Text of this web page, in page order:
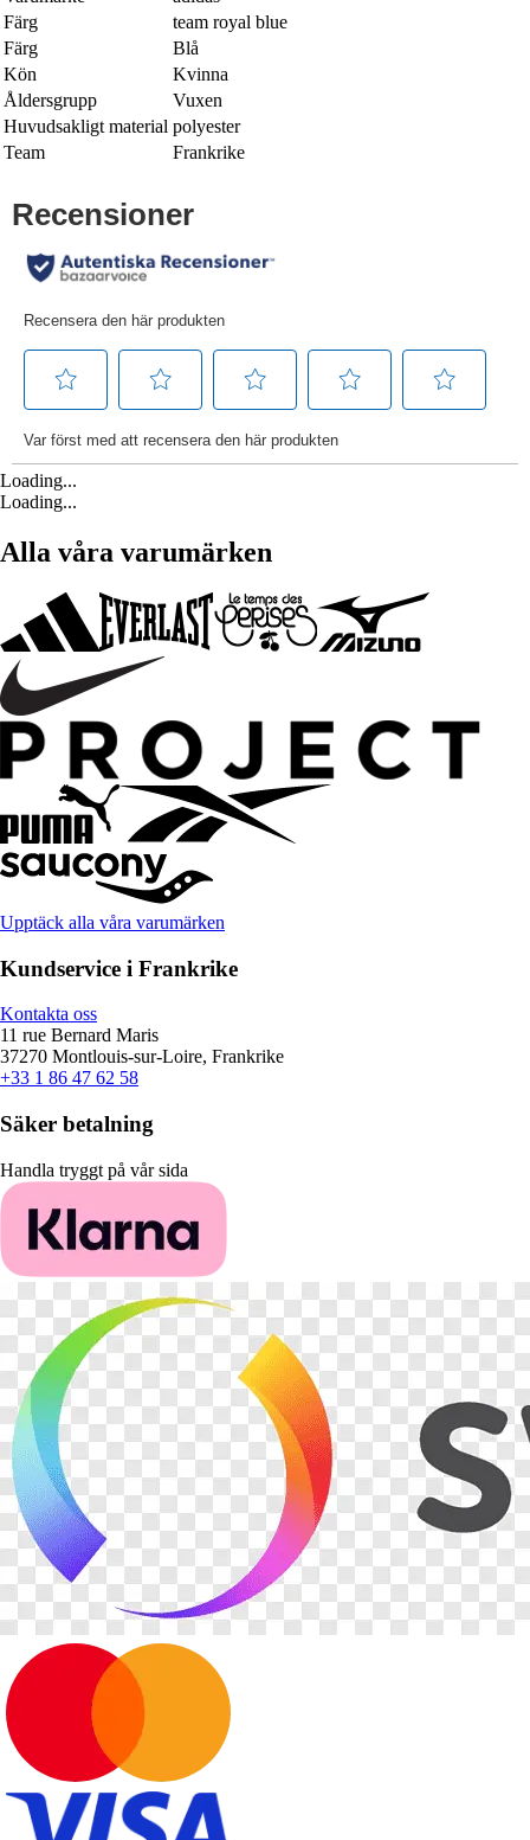
Färg
team royal blue
Färg
Blå
Kön
Kvinna
Åldersgrupp
Vuxen
Huvudsakligt material polyester
Team
Frankrike
Loading...
Loading...
Alla våra varumärken
Upptäck alla våra varumärken
Kundservice i Frankrike
Kontakta oss
11 rue Bernard Maris
37270 Montlouis-sur-Loire, Frankrike
+33 1 86 47 62 58
Säker betalning
Handla tryggt på vår sida